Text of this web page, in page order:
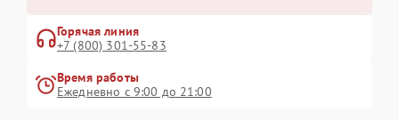
Горячая линия
+7 (800) 301-55-83
Время работы
Ежедневно с 9:00 до 21:00